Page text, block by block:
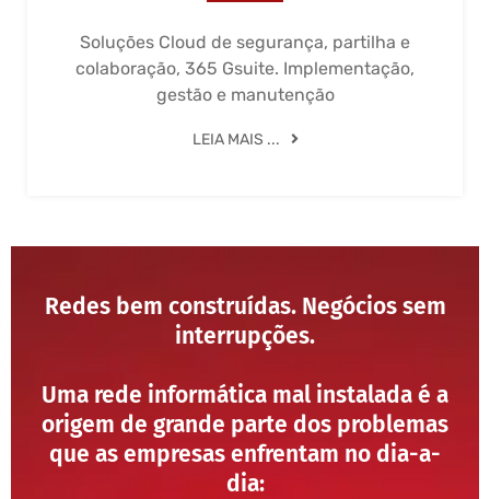
Soluções Cloud de segurança, partilha e
colaboração, 365 Gsuite. Implementação,
gestão e manutenção
LEIA MAIS ...
Redes bem construídas. Negócios sem
interrupções.
Uma rede informática mal instalada é a
origem de grande parte dos problemas
que as empresas enfrentam no dia-a-
dia: